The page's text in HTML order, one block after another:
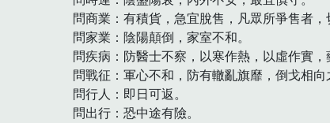
問商業：有積貨，急宜脫售，凡眾所爭售者
問家業：陰陽顛倒，家室不和。
問疾病：防醫士不察，以寒作熱，以虛作實
問戰征：軍心不和，防有轍亂旗靡，倒戈相向
問行人：即日可返。
問出行：恐中途有險。